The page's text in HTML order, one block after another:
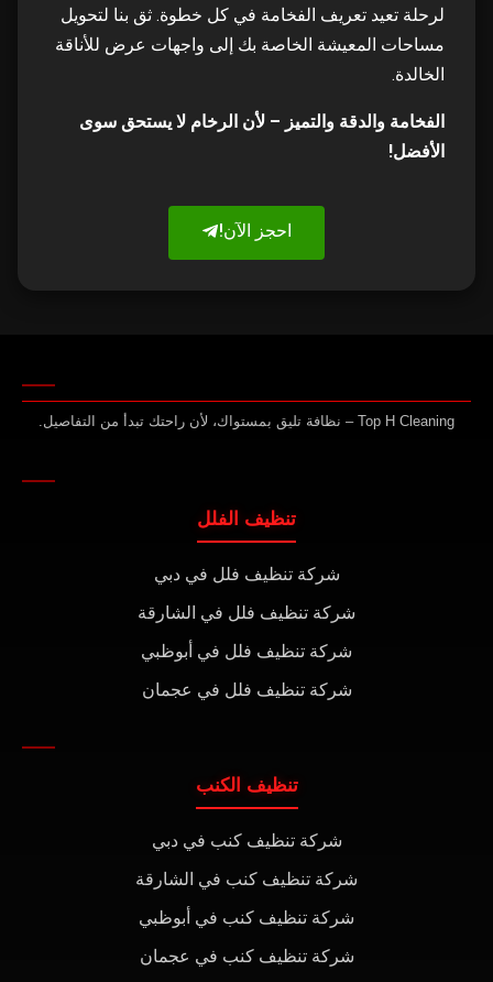
لرحلة تعيد تعريف الفخامة في كل خطوة. ثق بنا لتحويل
مساحات المعيشة الخاصة بك إلى واجهات عرض للأناقة
الخالدة.
الفخامة والدقة والتميز – لأن الرخام لا يستحق سوى
الأفضل!
احجز الآن!
Top H Cleaning – نظافة تليق بمستواك، لأن راحتك تبدأ من التفاصيل.
تنظيف الفلل
شركة تنظيف فلل في دبي
شركة تنظيف فلل في الشارقة
شركة تنظيف فلل في أبوظبي
شركة تنظيف فلل في عجمان
تنظيف الكنب
شركة تنظيف كنب في دبي
شركة تنظيف كنب في الشارقة
شركة تنظيف كنب في أبوظبي
شركة تنظيف كنب في عجمان